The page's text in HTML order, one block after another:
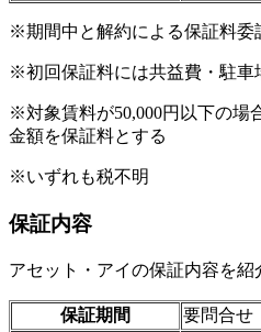
※期間中と解約による保証料委
※初回保証料には共益費・駐車
※対象賃料が50,000円以下の場
金額を保証料とする
※いずれも税不明
保証内容
アセット・アイの保証内容を紹
保証期間
要問合せ